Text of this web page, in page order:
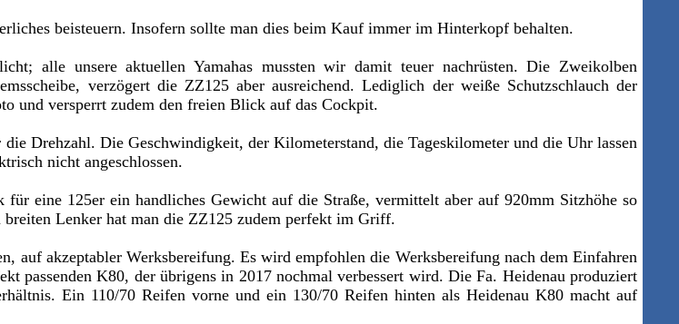
beisteuern. Insofern sollte man dies beim Kauf immer im Hinterkopf behalten.
alle unsere aktuellen Yamahas mussten wir damit teuer nachrüsten. Die Zweikolben
verzögert die ZZ125 aber ausreichend. Lediglich der weiße Schutzschlauch der
und versperrt zudem den freien Blick auf das Cockpit.
Drehzahl. Die Geschwindigkeit, der Kilometerstand, die Tageskilometer und die Uhr lassen
nicht angeschlossen.
eine 125er ein handliches Gewicht auf die Straße, vermittelt aber auf 920mm Sitzhöhe so
breiten Lenker hat man die ZZ125 zudem perfekt im Griff.
auf akzeptabler Werksbereifung. Es wird empfohlen die Werksbereifung nach dem Einfahren
passenden K80, der übrigens in 2017 nochmal verbessert wird. Die Fa. Heidenau produziert
Ein 110/70 Reifen vorne und ein 130/70 Reifen hinten als Heidenau K80 macht auf